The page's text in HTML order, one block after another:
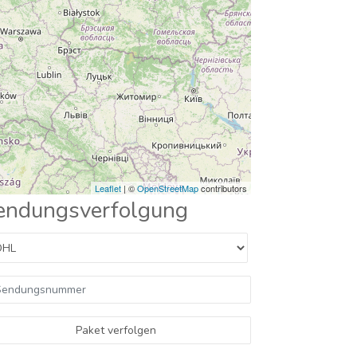
Leaflet | ©OpenStreetMapcontributors
Paket verfolgen